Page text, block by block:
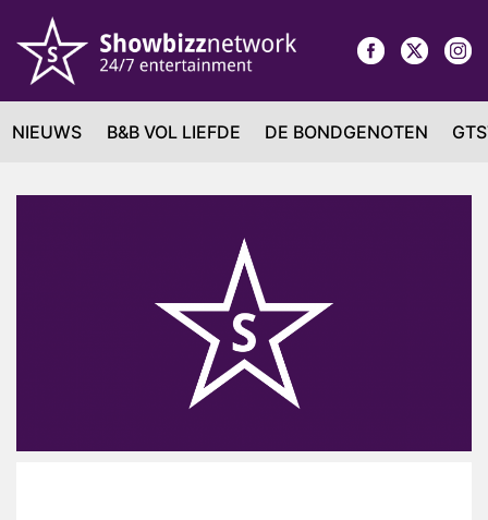
NIEUWS B&B VOL LIEFDE DE BONDGENOTEN